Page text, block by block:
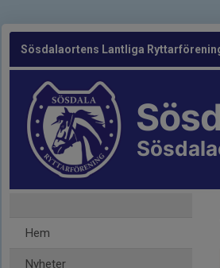
Sösdalaortens Lantliga
Hem
Nyheter